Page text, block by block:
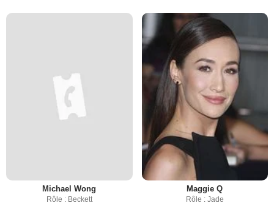
Michael Wong
Rôle : Beckett
Maggie Q
Rôle : Jade